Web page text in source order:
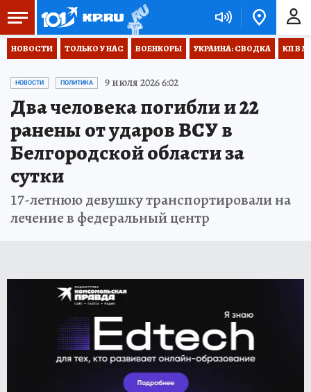
НОВОСТИ ТОЛЬКО У НАС ВОЕНКОРЫ УКРАИНА: СВОДКА КП В
НОВОСТИ ПОЛИТИКА 9 июля 2026 6:02
Два человека погибли и 22
ранены от ударов ВСУ в
Белгородской области за
сутки
17-летнюю девушку транспортировали на
лечение в федеральный центр